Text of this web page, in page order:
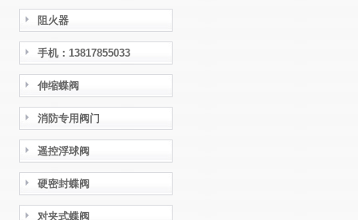
阻火器
手机：13817855033
伸缩蝶阀
消防专用阀门
遥控浮球阀
硬密封蝶阀
对夹式蝶阀